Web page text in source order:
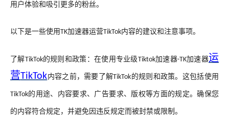
用户体验和吸引更多的粉丝。
以下是一些使用TK加速器运营TikTok内容的建议和注意事项。
了解TikTok的规则和政策：在使用专业级Tiktok加速器-TK加速器运
营TikTok内容之前，需要了解TikTok的规则和政策。这包括使用
TikTok的用途、内容要求、广告要求、版权等方面的规定。确保您
的内容符合规定，并避免因违反规定而被封禁或限制。